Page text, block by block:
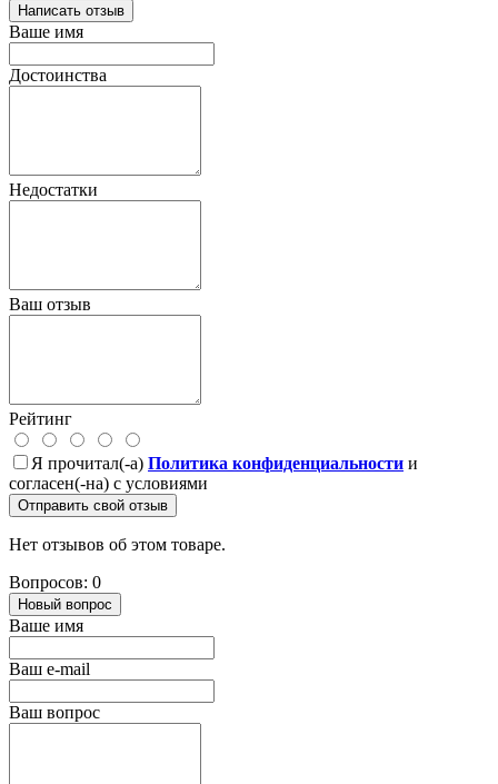
Написать отзыв
Ваше имя
Достоинства
Недостатки
Ваш отзыв
Рейтинг
Я прочитал(-а) Политика конфиденциальности и
согласен(-на) с условиями
Отправить свой отзыв
Нет отзывов об этом товаре.
Вопросов: 0
Новый вопрос
Ваше имя
Ваш e-mail
Ваш вопрос